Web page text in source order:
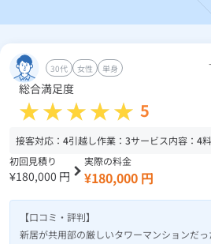
30代 女性 単身
総合満足度
5
接客対応： 4引越し作業： 3サービス内容： 4
初回見積り
¥180,000 円
実際の料金
¥180,000 円
【口コミ・評判】
新居が共用部の厳しいタワーマンションだ